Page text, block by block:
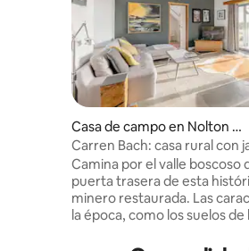
Casa de campo en Nolton H
aven
Carren Bach: casa rural con
terraza para barbacoas
Camina por el valle boscoso
puerta trasera de esta
minero restaurada. Las
la época, como los suelos de